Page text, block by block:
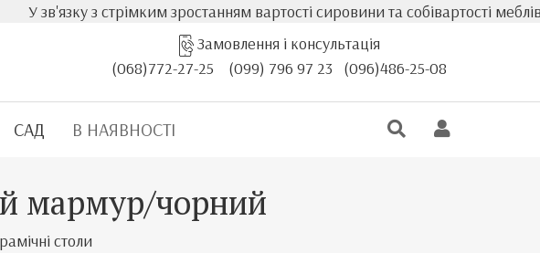
з стрімким зростанням вартості сировини та собівартості меблів,
Замовлення і консультація
(068)772-27-25
(099) 796 97 23 (096)486-25-08
САД В НАЯВНОСТІ
мармур/чорний
столи